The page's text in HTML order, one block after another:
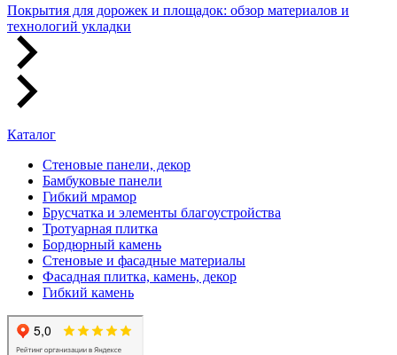
Покрытия для дорожек и площадок: обзор материалов и
технологий укладки
Каталог
Стеновые панели, декор
Бамбуковые панели
Гибкий мрамор
Брусчатка и элементы благоустройства
Тротуарная плитка
Бордюрный камень
Стеновые и фасадные материалы
Фасадная плитка, камень, декор
Гибкий камень